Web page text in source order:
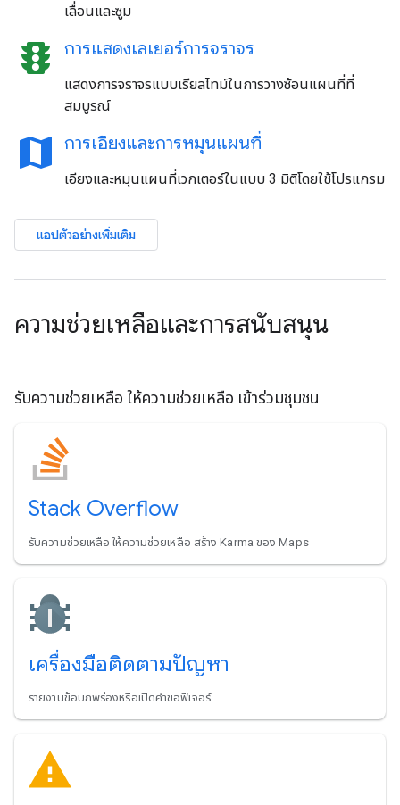
เลื่อนและซูม
traffic การแสดงเลเยอร์การจราจร
แสดงการจราจรแบบเรียลไทม์ในการวางซ้อนแผนที่ที่
สมบูรณ์
map การเอียงและการหมุนแผนที่
เอียงและหมุนแผนที่เวกเตอร์ในแบบ 3 มิติโดยใช้โปรแกรม
แอปตัวอย่างเพิ่มเติม
ความช่วยเหลือและการสนับสนุน
รับความช่วยเหลือ ให้ความช่วยเหลือ เข้าร่วมชุมชน
Stack Overflow
รับความช่วยเหลือ ให้ความช่วยเหลือ สร้าง Karma ของ Maps
เครื่องมือติดตามปัญหา
รายงานข้อบกพร่องหรือเปิดคำขอฟีเจอร์